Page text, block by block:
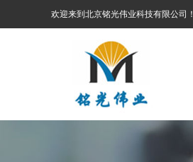
欢迎来到北京铭光伟业科技有限公司！